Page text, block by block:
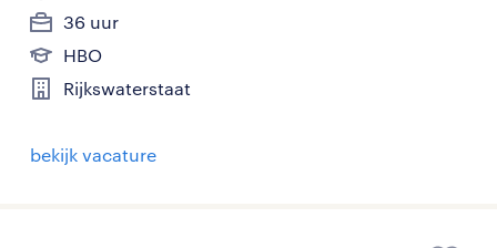
36 uur
HBO
Rijkswaterstaat
bekijk vacature